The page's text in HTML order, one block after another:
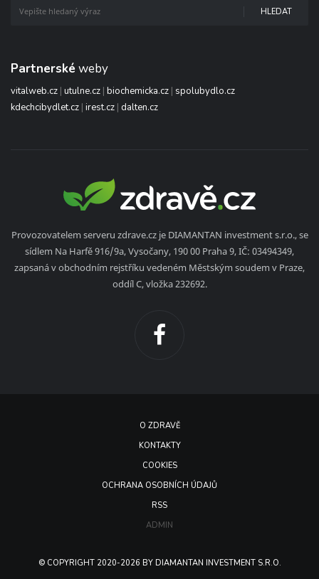
HLEDAT
Partnerské weby
vitalweb.cz | utulne.cz | biochemicka.cz | spolubydlo.cz
kdechcibydlet.cz | irest.cz | dalten.cz
Provozovatelem serveru zdrave.cz je DIAMANTAN investment s.r.o., se
sídlem Na Harfě 916/9a, Vysočany, 190 00 Praha 9, IČ: 03494349,
zapsaná v obchodním rejstříku vedeném Městským soudem v Praze,
oddíl C, vložka 232692.
O ZDRAVĚ
KONTAKTY
COOKIES
OCHRANA OSOBNÍCH ÚDAJŮ
RSS
ADMIN
© COPYRIGHT 2020-2026 BY DIAMANTAN INVESTMENT S.R.O.